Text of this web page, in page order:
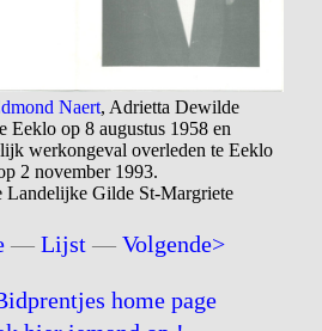
Naert, Adrietta Dewilde
Eeklo op 8 augustus 1958 en
werkongeval overleden te Eeklo
2 november 1993.
Landelijke Gilde St-Margriete
—Lijst —Volgende>
home page